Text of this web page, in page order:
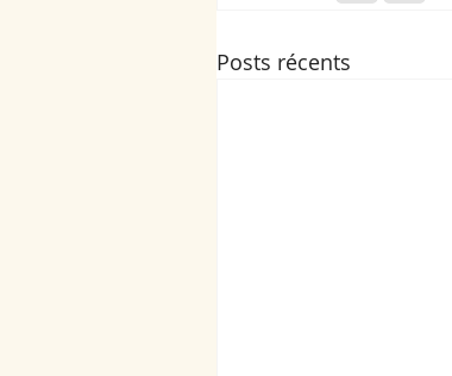
Posts récents